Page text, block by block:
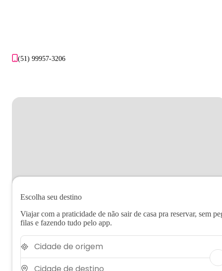
(51) 99957-3206
Escolha seu destino
Viajar com a praticidade de não sair de casa pra reservar, sem
filas e fazendo tudo pelo app.